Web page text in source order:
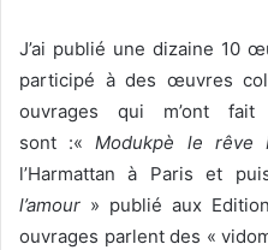
J’ai publié une dizaine 10
participé à des œuvres
ouvrages qui m’ont
sont :«Modukpè le rêve
l’Harmattan à Paris et
l’amour » publié aux
ouvrages parlent des «